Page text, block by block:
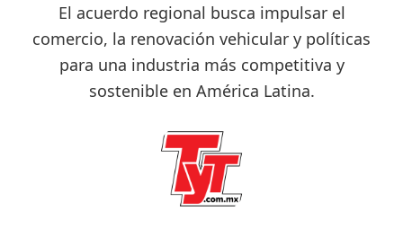
El acuerdo regional busca impulsar el
comercio, la renovación vehicular y políticas
para una industria más competitiva y
sostenible en América Latina.